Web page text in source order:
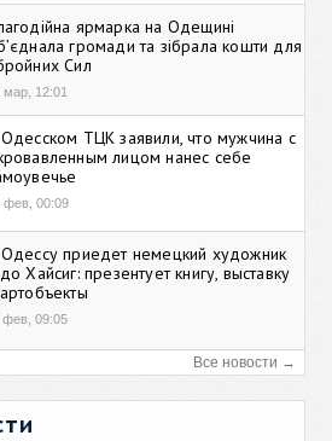
ярмарка на Одещині
громади та зібрала кошти для
Сил
мар, 12:01
ТЦК заявили, что мужчина с
лицом нанес себе
фев, 00:09
приедет немецкий художник
Хайсиг: презентует книгу, выставку
фев, 09:05
Все новости →